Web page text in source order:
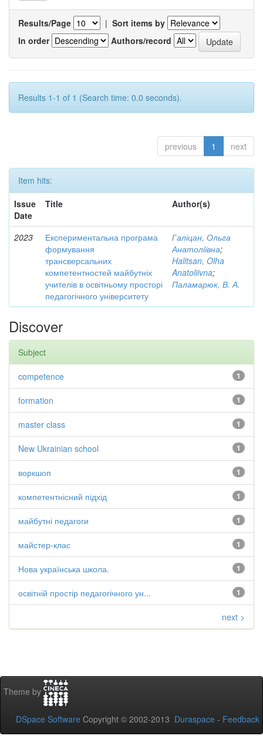
Results/Page | Sort items by
In order
Authors/record
Results 1-1 of 1 (Search time: 0.0 seconds).
previous 1 next
Item hits:
Issue
Date
Title Author(s)
2023
Експериментальна програма
формування
трансверсальних
компетентностей майбутніх
учителів в освітньому просторі
педагогічного університету
Галіцан, Ольга
Анатоліївна;
Halitsan, Olha
Anatoliivna;
Паламарюк, В. А.
Discover
Subject
1
competence
1
formation
1
master class
1
New Ukrainian school
1
воркшоп
1
компетентнісний підхід
1
майбутні педагоги
1
майстер-клас
1
Нова українська школа.
1
освітній простір педагогічного ун...
next >
Theme by
DSpace Software Copyright © 2002-2013 Duraspace - Feedback